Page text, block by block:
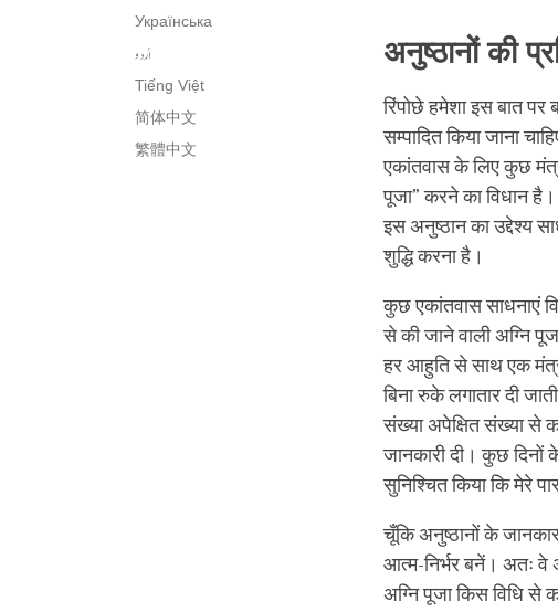
Українська
اُردو
Tiếng Việt
简体中文
繁體中文
अनुष्ठानों की
रिंपोछे हमेशा इस बात पर
सम्पादित किया जाना
एकांतवास के लिए कुछ
पूजा” करने का विधान है।
इस अनुष्ठान का उद्देश्य
शुद्धि करना है।
कुछ एकांतवास साधनाएं
से की जाने वाली अग्नि
हर आहुति से साथ एक
बिना रुके लगातार दी
संख्या अपेक्षित संख्या से
जानकारी दी। कुछ दिनों
सुनिश्चित किया कि मेरे
चूँकि अनुष्ठानों के
आत्म-निर्भर बनें। अतः वे
अग्नि पूजा किस विधि से